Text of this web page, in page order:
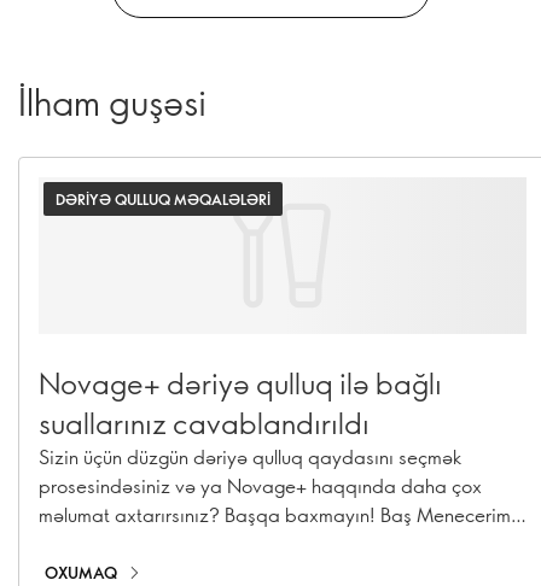
İlham guşəsi
DƏRIYƏ QULLUQ MƏQALƏLƏRI
Novage+ dəriyə qulluq ilə bağlı
suallarınız cavablandırıldı
Sizin üçün düzgün dəriyə qulluq qaydasını seçmək
prosesindəsiniz və ya Novage+ haqqında daha çox
məlumat axtarırsınız? Başqa baxmayın! Baş Menecerimiz
Mütəxəssisi Caroline Charpentier, ən aktual Novage+
OXUMAQ